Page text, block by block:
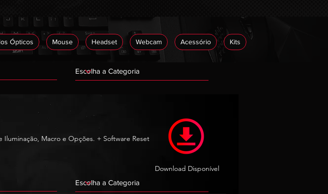
Ópticos Mouse Headset Webcam Acessório Kits
Macro e Opções. + Software Reset
Download Disponível